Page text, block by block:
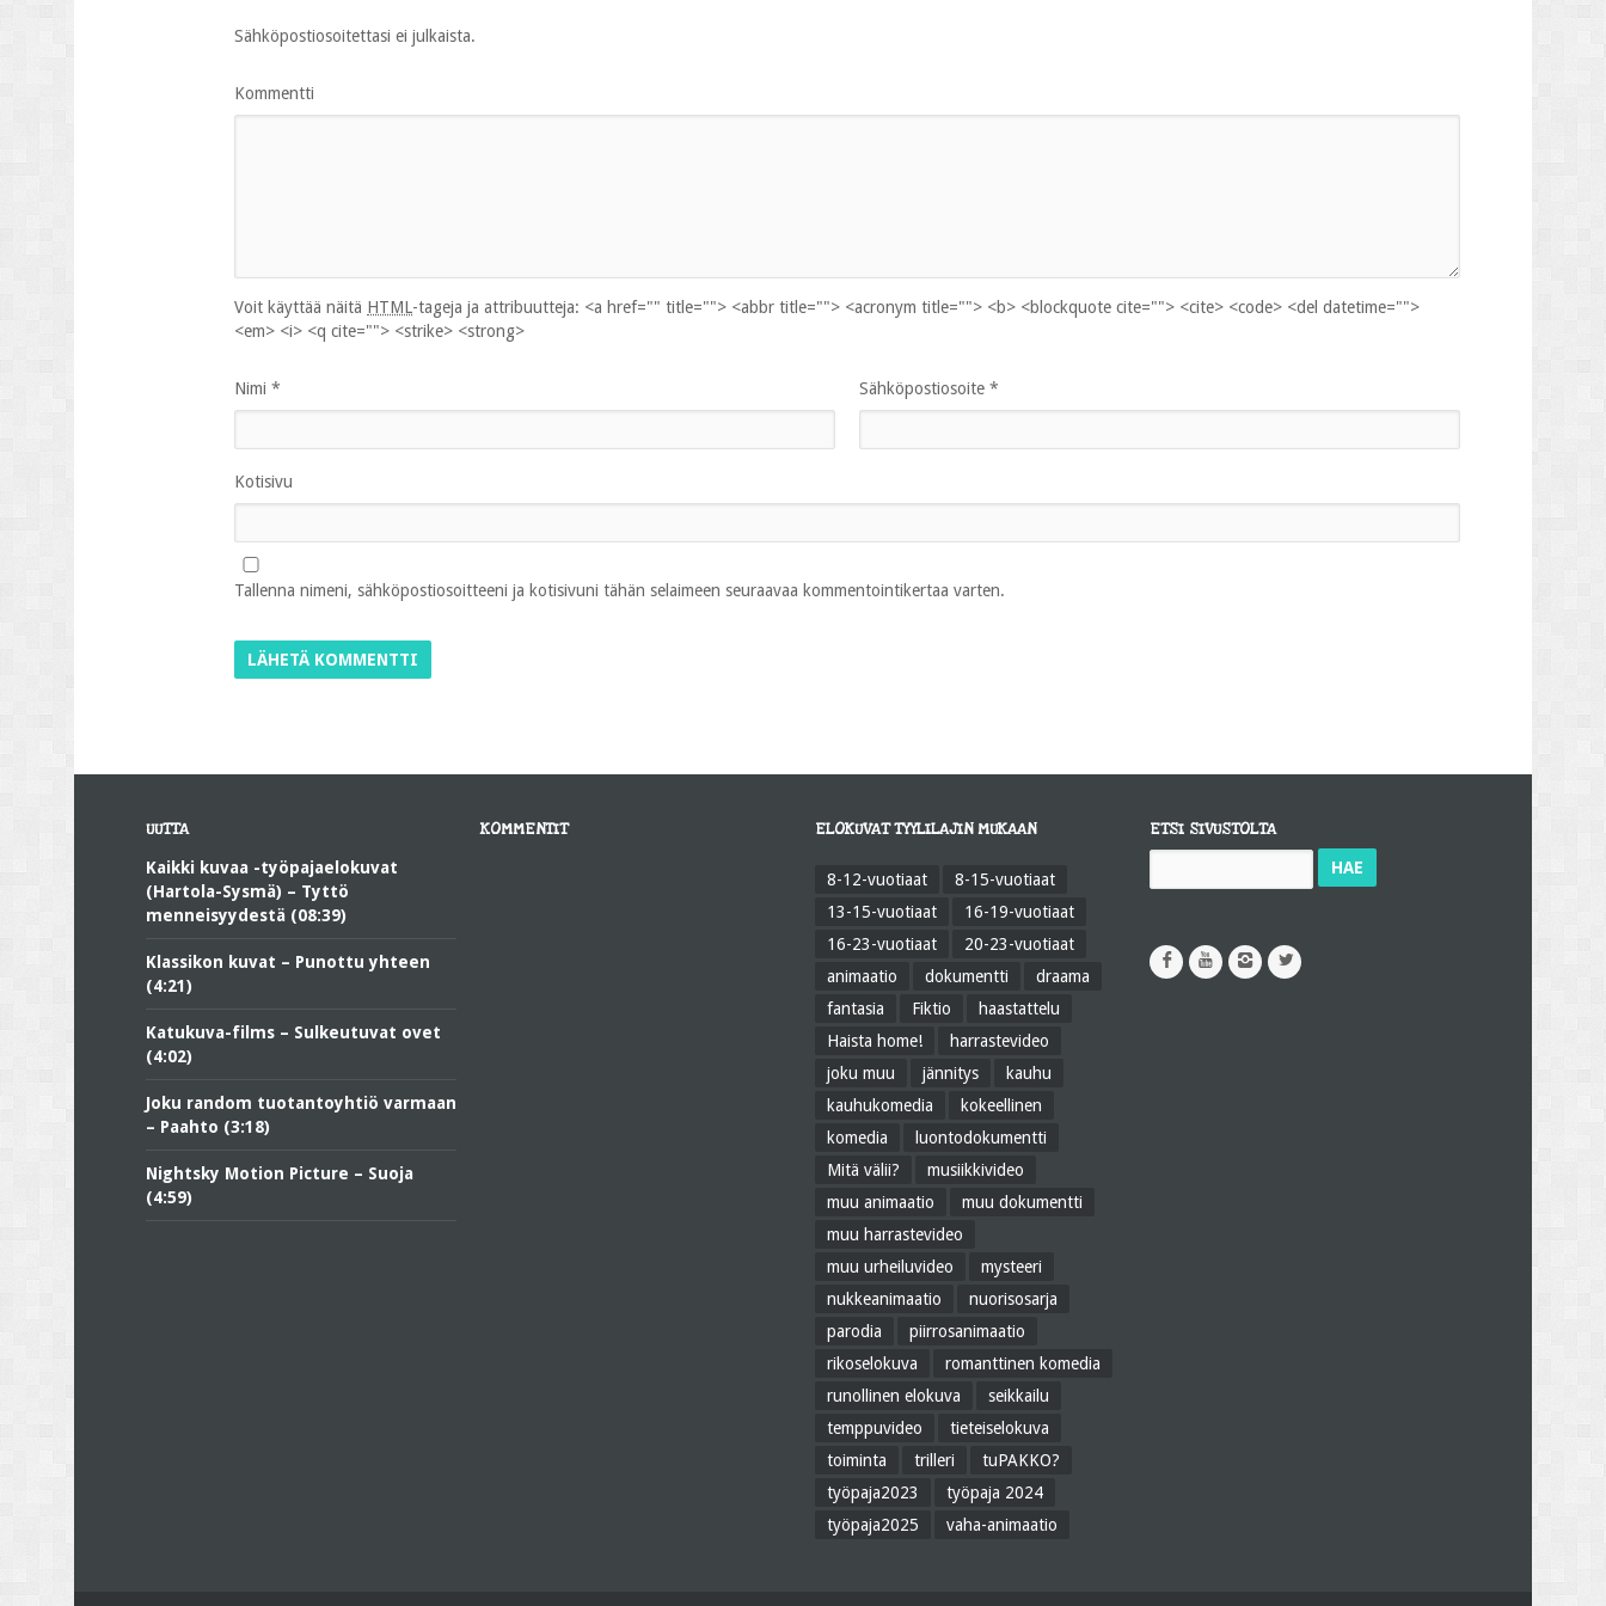
Sähköpostiosoitettasi ei julkaista.
Kommentti
Voit käyttää näitä HTML-tageja ja attribuutteja: <a href="" title=""> <abbr title=""> <acronym title=""> <b> <blockquote cite=""> <cite> <code> <del datetime="">
<em> <i> <q cite=""> <strike> <strong>
Nimi * Sähköpostiosoite *
Kotisivu
Tallenna nimeni, sähköpostiosoitteeni ja kotisivuni tähän selaimeen seuraavaa kommentointikertaa varten.
UUTTA
Kaikki kuvaa -työpajaelokuvat
(Hartola-Sysmä) – Tyttö
menneisyydestä (08:39)
Klassikon kuvat – Punottu yhteen
(4:21)
Katukuva-films – Sulkeutuvat ovet
(4:02)
Joku random tuotantoyhtiö varmaan
– Paahto (3:18)
Nightsky Motion Picture – Suoja
(4:59)
KOMMENTIT ELOKUVAT TYYLILAJIN MUKAAN
8-12-vuotiaat
8-15-vuotiaat
13-15-vuotiaat
16-19-vuotiaat
16-23-vuotiaat
20-23-vuotiaat
animaatio
dokumentti
draama
fantasia
Fiktio
haastattelu
Haista home!
harrastevideo
joku muu
jännitys
kauhu
kauhukomedia
kokeellinen
komedia
luontodokumentti
Mitä välii?
musiikkivideo
muu animaatio
muu dokumentti
muu harrastevideo
muu urheiluvideo
mysteeri
nukkeanimaatio
nuorisosarja
parodia
piirrosanimaatio
rikoselokuva
romanttinen komedia
runollinen elokuva
seikkailu
temppuvideo
tieteiselokuva
toiminta
trilleri
tuPAKKO?
työpaja2023
työpaja 2024
työpaja2025
vaha-animaatio
ETSI SIVUSTOLTA